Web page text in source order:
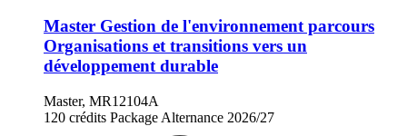
Master Gestion de l'environnement parcours
Organisations et transitions vers un
développement durable
Master, MR12104A
120 crédits Package Alternance 2026/27